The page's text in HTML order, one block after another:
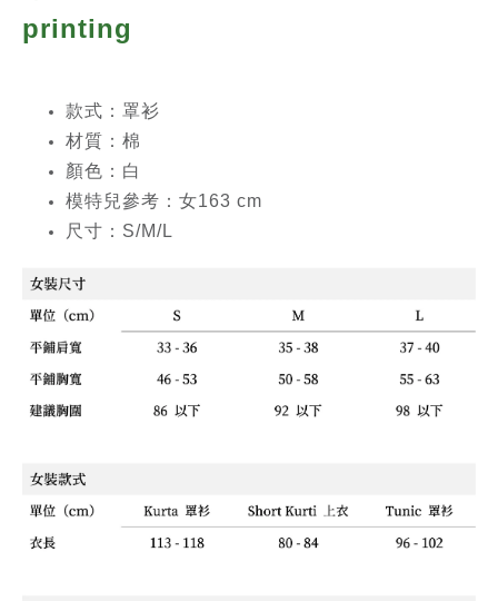
printing
款式：罩衫
材質：棉
顏色：白
模特兒參考：女163 cm
尺寸：S/M/L